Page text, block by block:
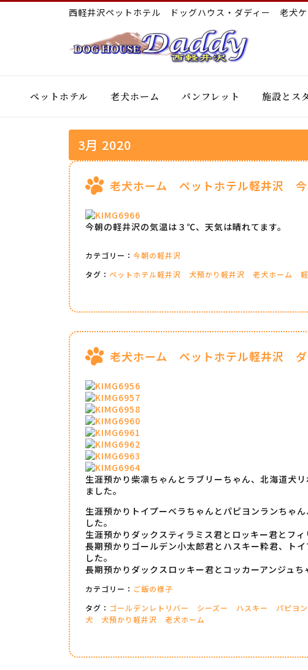
西軽井沢ペットホテル ドッグハウス・ダディー 老犬
ペットホテル 老犬ホーム パンフレット 施設とス
3月 2020
老犬ホーム ペットホテル軽井沢 今
今朝の軽井沢の気温は３℃、天気は晴れてます。
カテゴリー： 今朝の軽井沢
タグ： ペットホテル軽井沢 犬預かり軽井沢 老犬ホーム
老犬ホーム ペットホテル軽井沢 ダ
生涯預かり柴凛ちゃんとラブリーちゃん、北海道犬
ました。
生涯預かりトイプーベラちゃんとパピヨンランちゃ
した。
生涯預かりダックスティラミス君とロッキー君とフィ
長期預かりゴールデン小太郎君とハスキー粋君、ト
した。
長期預かりダックスロッキー君とコッカーアンジュち
カテゴリー： ご飯の様子
タグ： ゴールデンレトリバー シーズー ハスキー パピヨン
犬
犬預かり軽井沢 老犬ホーム